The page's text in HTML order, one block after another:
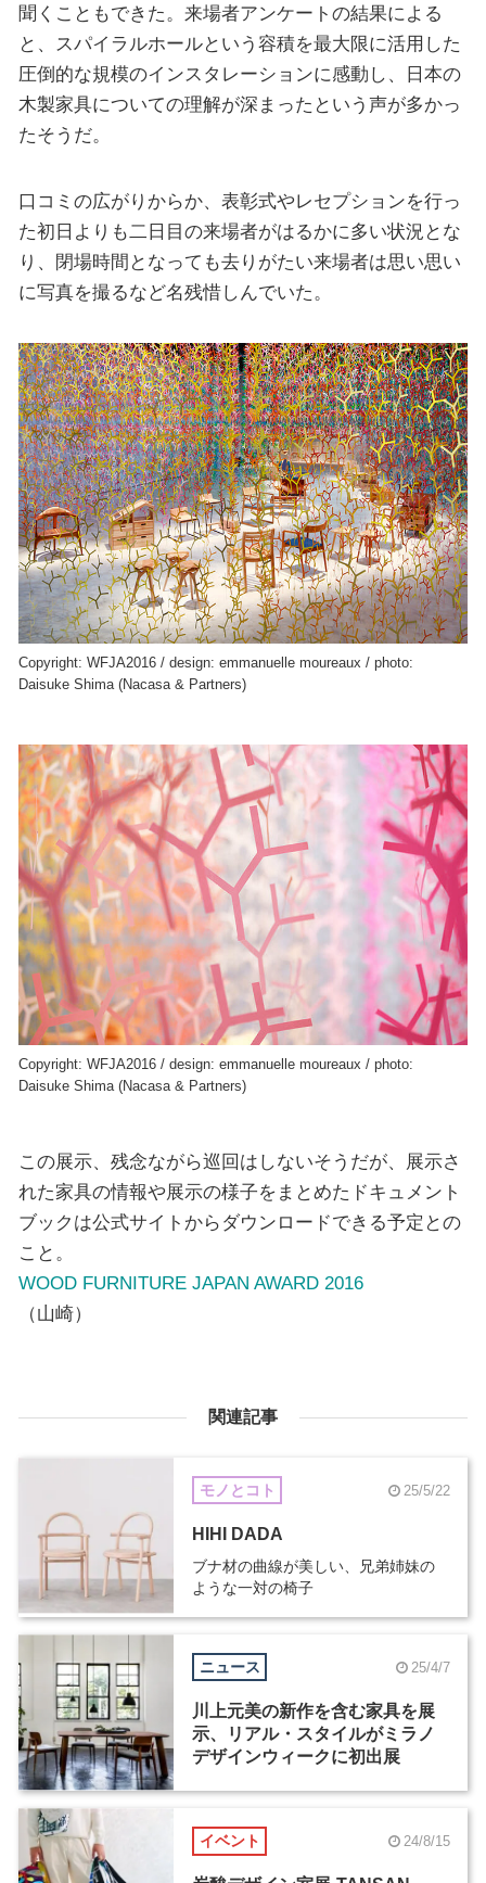
聞くこともできた。来場者アンケートの結果による
と、スパイラルホールという容積を最大限に活用した
圧倒的な規模のインスタレーションに感動し、日本の
木製家具についての理解が深まったという声が多かっ
たそうだ。
口コミの広がりからか、表彰式やレセプションを行っ
た初日よりも二日目の来場者がはるかに多い状況とな
り、閉場時間となっても去りがたい来場者は思い思い
に写真を撮るなど名残惜しんでいた。
Copyright: WFJA2016 / design: emmanuelle moureaux / photo:
Daisuke Shima (Nacasa & Partners)
Copyright: WFJA2016 / design: emmanuelle moureaux / photo:
Daisuke Shima (Nacasa & Partners)
この展示、残念ながら巡回はしないそうだが、展示さ
れた家具の情報や展示の様子をまとめたドキュメント
ブックは公式サイトからダウンロードできる予定との
こと。
WOOD FURNITURE JAPAN AWARD 2016
（山崎）
関連記事
モノとコト 25/5/22
HIHI DADA
ブナ材の曲線が美しい、兄弟姉妹の
ような一対の椅子
ニュース 25/4/7
川上元美の新作を含む家具を展
示、リアル・スタイルがミラノ
デザインウィークに初出展
イベント 24/8/15